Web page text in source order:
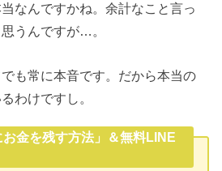
なんですかね。余計なこと言っ
うんですが…。
も常に本音です。だから本当の
わけですし。
金を残す方法」＆無料LINE